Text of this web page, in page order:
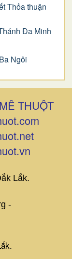
Thỏa thuận
Đa Minh
Ngôi
THUỘT
Lắk.
-